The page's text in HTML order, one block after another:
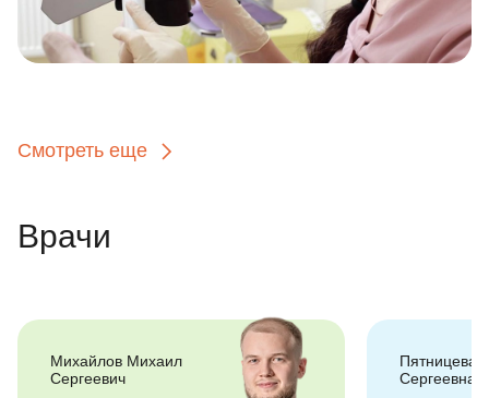
Смотреть еще
Врачи
Михайлов Михаил
Сергеевич
Пятницева
Сергеевна